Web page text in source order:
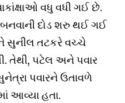
વધુ વધી ગઈ છે.
દોડ શરુ થઈ ગઈ
સુનીલ તટકરે વચ્ચે
તેથી, પટેલ અને પવાર
સુનેત્રા પવારને ઉતાવળે
આવ્યા હતા.